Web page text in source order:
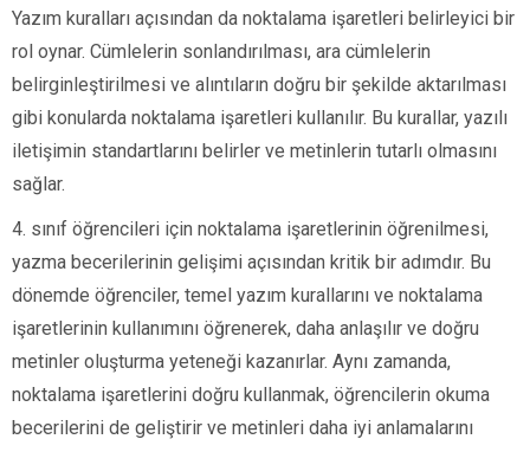
Yazım kuralları açısından da noktalama işaretleri belirleyici bir
rol oynar. Cümlelerin sonlandırılması, ara cümlelerin
belirginleştirilmesi ve alıntıların doğru bir şekilde aktarılması
gibi konularda noktalama işaretleri kullanılır. Bu kurallar, yazılı
iletişimin standartlarını belirler ve metinlerin tutarlı olmasını
sağlar.
4. sınıf öğrencileri için noktalama işaretlerinin öğrenilmesi,
yazma becerilerinin gelişimi açısından kritik bir adımdır. Bu
dönemde öğrenciler, temel yazım kurallarını ve noktalama
işaretlerinin kullanımını öğrenerek, daha anlaşılır ve doğru
metinler oluşturma yeteneği kazanırlar. Aynı zamanda,
noktalama işaretlerini doğru kullanmak, öğrencilerin okuma
becerilerini de geliştirir ve metinleri daha iyi anlamalarını